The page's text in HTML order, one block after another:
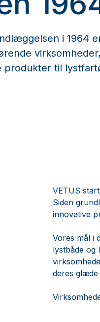
i 1964
produkter til
VETUS
Siden
innovative
Vores mål i
lystbåde og
deres glæde